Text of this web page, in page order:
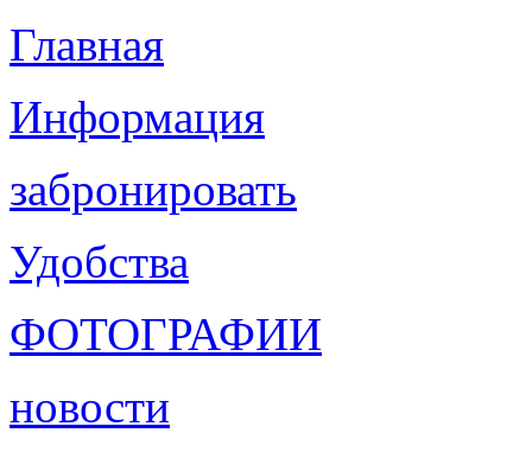
Главная
Информация
забронировать
Удобства
ФОТОГРАФИИ
новости